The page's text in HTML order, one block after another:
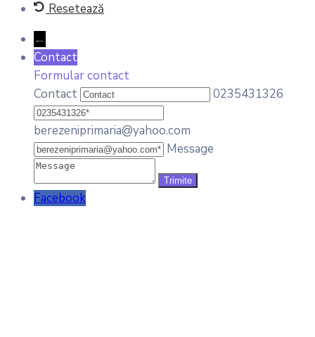
Resetează
←
Contact
Formular contact
Contact
0235431326
berezeniprimaria@yahoo.com
Message
Facebook